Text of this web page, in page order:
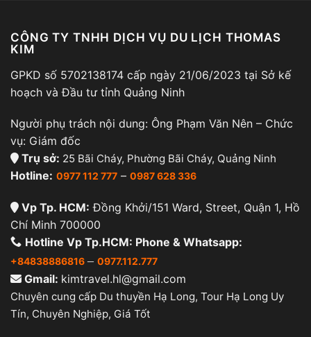
CÔNG TY TNHH DỊCH VỤ DU LỊCH THOMAS
KIM
GPKD số 5702138174 cấp ngày 21/06/2023 tại Sở kế
hoạch và Đầu tư tỉnh Quảng Ninh
Người phụ trách nội dung: Ông Phạm Văn Nên – Chức
vụ: Giám đốc
Trụ sở: 25 Bãi Cháy, Phường Bãi Cháy, Quảng Ninh
Hotline: 0977 112 777 – 0987 628 336
Vp Tp. HCM: Đồng Khởi/151 Ward, Street, Quận 1, Hồ
Chí Minh 700000
Hotline Vp Tp.HCM: Phone & Whatsapp:
+84838886816 – 0977.112.777
Gmail: kimtravel.hl@gmail.com
Chuyên cung cấp Du thuyền Hạ Long, Tour Hạ Long Uy
Tín, Chuyên Nghiệp, Giá Tốt